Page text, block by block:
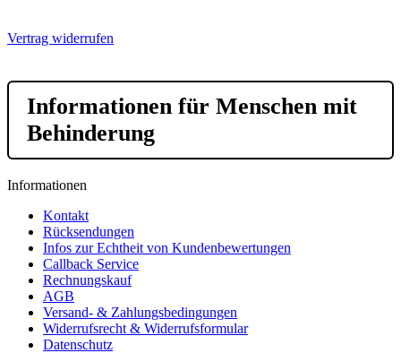
Vertrag widerrufen
Informationen für Menschen mit
Behinderung
Informationen
Kontakt
Rücksendungen
Infos zur Echtheit von Kundenbewertungen
Callback Service
Rechnungskauf
AGB
Versand- & Zahlungsbedingungen
Widerrufsrecht & Widerrufsformular
Datenschutz